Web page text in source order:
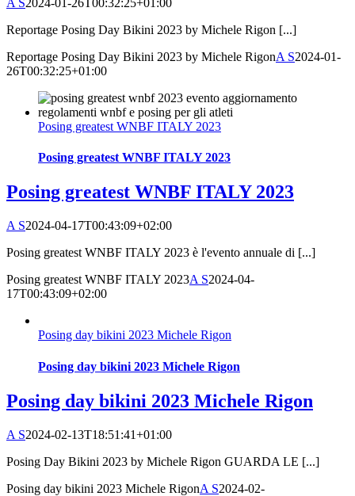
Reportage Posing Day Bikini 2023 by Michele Rigon [...]
Reportage Posing Day Bikini 2023 by Michele RigonA S2024-01-
26T00:32:25+01:00
Posing greatest WNBF ITALY 2023
Posing greatest WNBF ITALY 2023
Posing greatest WNBF ITALY 2023
A S2024-04-17T00:43:09+02:00
Posing greatest WNBF ITALY 2023 è l'evento annuale di [...]
Posing greatest WNBF ITALY 2023A S2024-04-
17T00:43:09+02:00
Posing day bikini 2023 Michele Rigon
Posing day bikini 2023 Michele Rigon
Posing day bikini 2023 Michele Rigon
A S2024-02-13T18:51:41+01:00
Posing Day Bikini 2023 by Michele Rigon GUARDA LE [...]
Posing day bikini 2023 Michele RigonA S2024-02-